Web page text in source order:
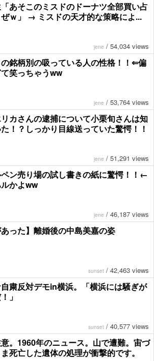
あそこのミスドのドーナツ全部買い占
ｗ」 → ミスドの天才的な策略によ...
jene / 54,034 views
銘柄別の吸っている人の性格！！⇐偏
笑っちゃうww
jene / 53,764 views
カさんの逮捕について小栗旬さんは知
！？しっかり目線送っていた驚愕！！
jene / 51,291 views
ン売り場の試し書きの紙に驚愕！！←
かよww
jene / 46,187 views
あった】離婚後の中島美嘉の姿
sunset / 42,463 views
粛反対デモin横浜。「横浜には騒ぎが
」
sunset / 40,577 views
。1960年のニュース。山で遭難。宙づ
死亡した遺体の処理が衝撃的です。